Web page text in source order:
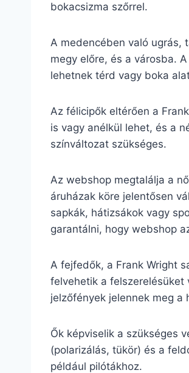
bokacsizma szőrrel.
A medencében való ugrás,
megy előre, és a városba.
lehetnek térd vagy boka
Az félicipők eltérően a
is vagy anélkül lehet, és a
színváltozat szükséges.
Az webshop megtalálja a
áruházak köre jelentősen
sapkák, hátizsákok vagy
garantálni, hogy webshop
A fejfedők, a Frank Wright
felvehetik a felszerelésüket
jelzőfények jelennek meg a
Ők képviselik a szükséges
(polarizálás, tükör) és a
például pilótákhoz.